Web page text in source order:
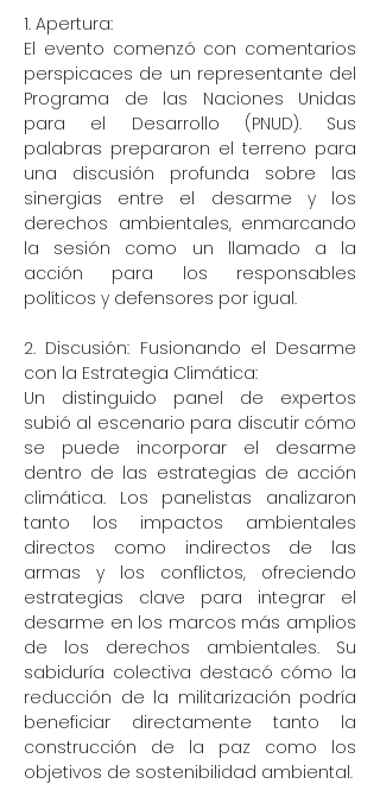
1. Apertura:
El evento comenzó con comentarios
perspicaces de un representante del
Programa de las Naciones Unidas
para el Desarrollo (PNUD). Sus
palabras prepararon el terreno para
una discusión profunda sobre las
sinergias entre el desarme y los
derechos ambientales, enmarcando
la sesión como un llamado a la
acción para los responsables
políticos y defensores por igual.
2. Discusión: Fusionando el Desarme
con la Estrategia Climática:
Un distinguido panel de expertos
subió al escenario para discutir cómo
se puede incorporar el desarme
dentro de las estrategias de acción
climática. Los panelistas analizaron
tanto los impactos ambientales
directos como indirectos de las
armas y los conflictos, ofreciendo
estrategias clave para integrar el
desarme en los marcos más amplios
de los derechos ambientales. Su
sabiduría colectiva destacó cómo la
reducción de la militarización podría
beneficiar directamente tanto la
construcción de la paz como los
objetivos de sostenibilidad ambiental.